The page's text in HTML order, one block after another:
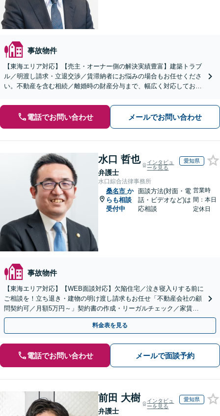
事故物件
【東海エリア対応】【売主・オーナー側の解決実績豊富】建築トラブ
ル／明渡し請求・立退交渉／賃滞納者にお悩みの場合もお任せくださ
い。不動産を含む相続／離婚時の財産分与まで、幅広く対応しており
電話でお問い合わせ メールでお問い合わせ
水口 哲也
弁護士
インタビュ
ーを見る
愛知県
水口綜合法律事務所
桑名市 か
らも相談
受付中
面談方法(対面・電
話・ビデオなど)は
応相談
営業時
間：本日
定休日
事故物件
【東海エリア対応】【WEB面談対応】欠陥住宅／泣き寝入りする前に
ご相談を！立ち退き・建物の明け渡し請求もお任せ「不動産会社の顧
問契約可／月額5万円～」契約書の作成・リーガルチェック／家賃の
未払い対応／立退料の増額対応など【休日・夜間相談可】
料金表を見る
電話でお問い合わせ メールで面談予約
前田 大樹
弁護士
インタビュ
ーを見る
愛知県